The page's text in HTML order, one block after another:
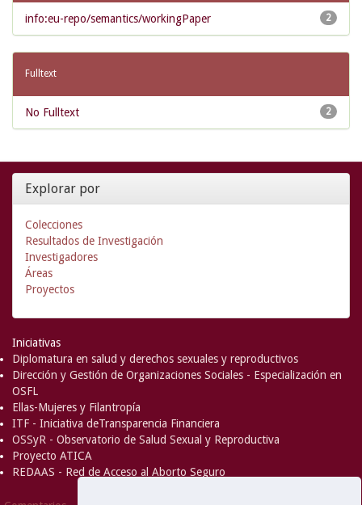
2
info:eu-repo/semantics/workingPaper
Fulltext
2
No Fulltext
Explorar por
Colecciones
Resultados de Investigación
Investigadores
Áreas
Proyectos
Iniciativas
Diplomatura en salud y derechos sexuales y reproductivos
Dirección y Gestión de Organizaciones Sociales - Especialización en
OSFL
Ellas-Mujeres y Filantropía
ITF - Iniciativa deTransparencia Financiera
OSSyR - Observatorio de Salud Sexual y Reproductiva
Proyecto ATICA
REDAAS - Red de Acceso al Aborto Seguro